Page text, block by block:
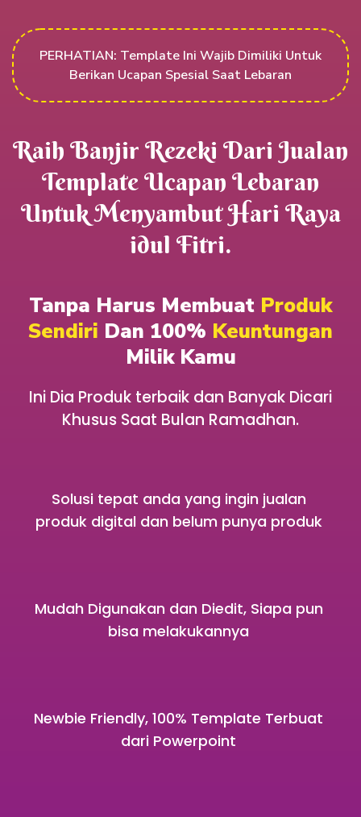
PERHATIAN: Template Ini Wajib Dimiliki Untuk
Berikan Ucapan Spesial Saat Lebaran
Raih Banjir Rezeki Dari Jualan
Template Ucapan Lebaran
Untuk Menyambut Hari Raya
idul Fitri.
Tanpa Harus Membuat Produk
Sendiri Dan 100% Keuntungan
Milik Kamu
Ini Dia Produk terbaik dan Banyak Dicari
Khusus Saat Bulan Ramadhan.
Solusi tepat anda yang ingin jualan
produk digital dan belum punya produk
Mudah Digunakan dan Diedit, Siapa pun
bisa melakukannya
Newbie Friendly, 100% Template Terbuat
dari Powerpoint